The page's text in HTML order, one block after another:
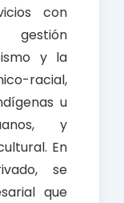
con
y la
racial,
u
y
En
se
que